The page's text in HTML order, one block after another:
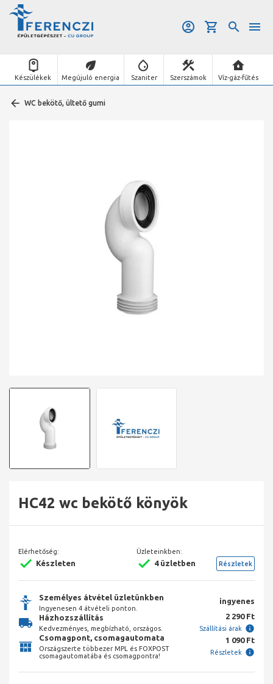
Készülékek Megújuló energia Szaniter Szerszámok Víz-gáz-fűtés
WC bekötő, ültető gumi
HC42 wc bekötő könyök
Elérhetőség:
Készleten
Üzleteinkben:
4 üzletben Részletek
Személyes átvétel üzletünkben
Ingyenesen 4 átvételi ponton.
ingyenes
Házhozszállítás
Kedvezményes, megbízható, országos.
2 290 Ft
Szállítási árak
Csomagpont, csomagautomata
Országszerte többezer MPL és FOXPOST
csomagautomatába és csomagpontra!
1 090 Ft
Részletek